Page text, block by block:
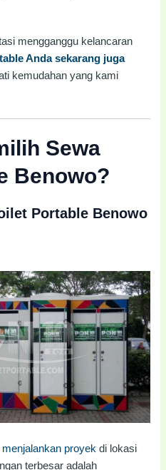
mengganggu kelancaran
Anda sekarang juga
kemudahan yang kami
Sewa
Benowo?
Portable Benowo
proyek di lokasi
terbesar adalah